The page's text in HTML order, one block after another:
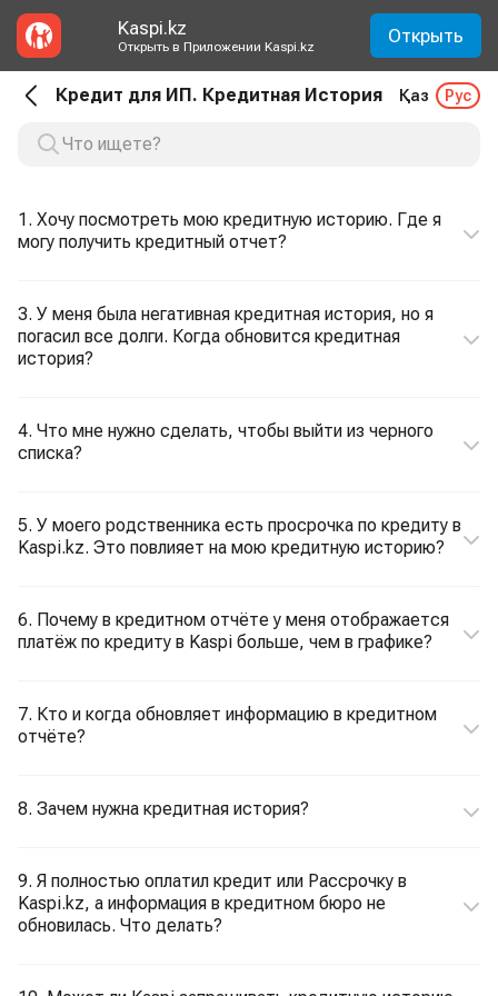
Kaspi.kz
Открыть в Приложении Kaspi.kz Открыть
Кредит для ИП. Кредитная История Қаз Рус
1. Хочу посмотреть мою кредитную историю. Где я
могу получить кредитный отчет?
3. У меня была негативная кредитная история, но я
погасил все долги. Когда обновится кредитная
история?
4. Что мне нужно сделать, чтобы выйти из черного
списка?
5. У моего родственника есть просрочка по кредиту в
Kaspi.kz. Это повлияет на мою кредитную историю?
6. Почему в кредитном отчёте у меня отображается
платёж по кредиту в Kaspi больше, чем в графике?
7. Кто и когда обновляет информацию в кредитном
отчёте?
8. Зачем нужна кредитная история?
9. Я полностью оплатил кредит или Рассрочку в
Kaspi.kz, а информация в кредитном бюро не
обновилась. Что делать?